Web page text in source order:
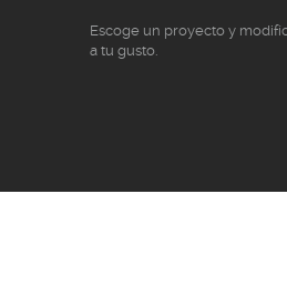
Escoge un proyecto y
a tu gusto.